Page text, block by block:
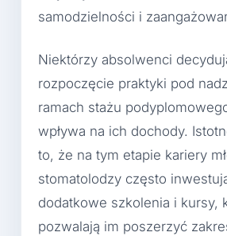
samodzielności i
Niektórzy absolwenci
rozpoczęcie praktyki pod
ramach stażu
wpływa na ich dochody.
to, że na tym etapie kariery
stomatolodzy często
dodatkowe szkolenia i kursy,
pozwalają im poszerzyć